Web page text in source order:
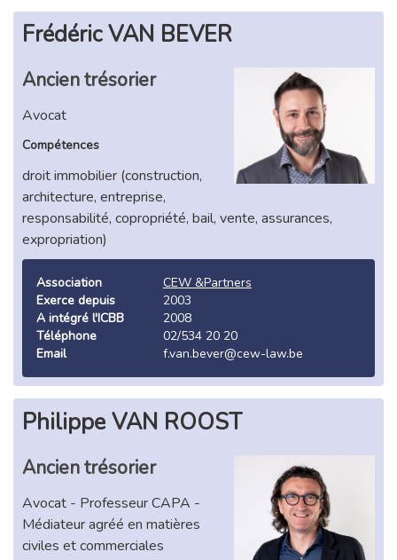
Frédéric VAN BEVER
Ancien trésorier
Avocat
Compétences
droit immobilier (construction,
architecture, entreprise,
responsabilité, copropriété, bail, vente, assurances,
expropriation)
Association
CEW &Partners
Exerce depuis
2003
A intégré l'ICBB
2008
Téléphone
02/534 20 20
Email
f.van.bever@cew-law.be
Philippe VAN ROOST
Ancien trésorier
Avocat - Professeur CAPA -
Médiateur agréé en matières
civiles et commerciales